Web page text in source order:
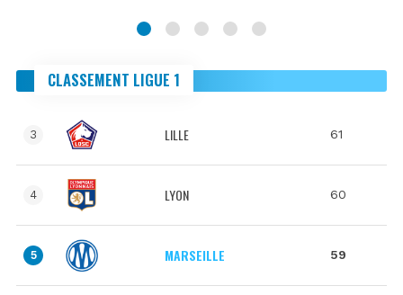
CLASSEMENT LIGUE 1
3 LILLE 61
4 LYON 60
5 MARSEILLE 59